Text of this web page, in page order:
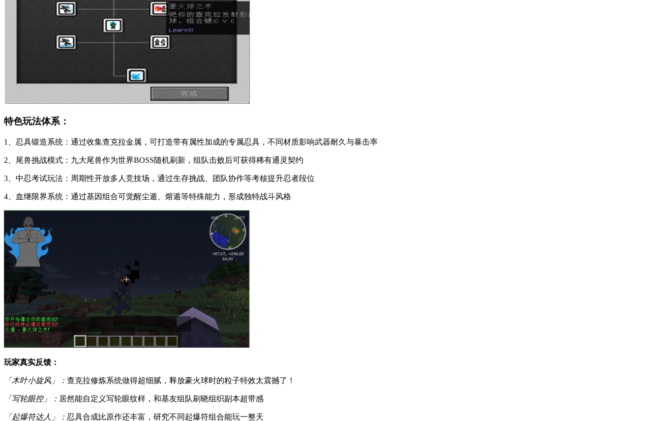
特色玩法体系：
1、忍具锻造系统：通过收集查克拉金属，可打造带有属性加成的专属忍具，不同材质影响武器耐久与暴击率
2、尾兽挑战模式：九大尾兽作为世界BOSS随机刷新，组队击败后可获得稀有通灵契约
3、中忍考试玩法：周期性开放多人竞技场，通过生存挑战、团队协作等考核提升忍者段位
4、血继限界系统：通过基因组合可觉醒尘遁、熔遁等特殊能力，形成独特战斗风格
玩家真实反馈：
「木叶小旋风」： 查克拉修炼系统做得超细腻，释放豪火球时的粒子特效太震撼了！
「写轮眼控」： 居然能自定义写轮眼纹样，和基友组队刷晓组织副本超带感
「起爆符达人」： 忍具合成比原作还丰富，研究不同起爆符组合能玩一整天